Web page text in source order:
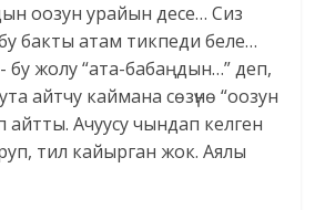
оозун урайын десе… Сиз
бакты атам тикпеди беле…
бу жолу “ата-бабаңдын…” деп,
айтчу каймана сөзүнө “оозун
Ачуусу чындап келген
тил кайырган жок. Аялы